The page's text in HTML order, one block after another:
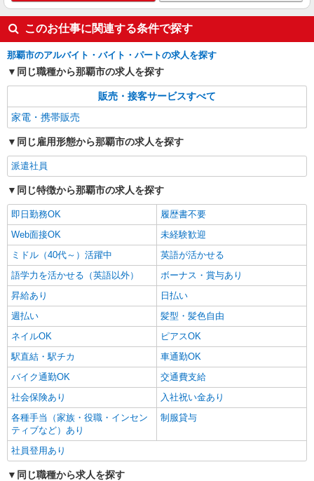
時給1400円〜1450円（経験・能力による） ※
残業代支給 ★交通費別途支給（規定あり） ゜
+゜・。○。・゜+゜・。○。・゜+゜ 入社祝い金10
万円支給(規定有) お友達を紹介頂くと, インセンテ
ィブ支給(規定有) ★月2回払い・週払い可能（規程
有）★ ゜・。○。・゜+゜・。○。・゜+゜
沖縄県那覇市の家電量販店
キープ
このお仕事に関連する条件で探す
那覇市のアルバイト・バイト・パートの求人を探す
同じ職種から那覇市の求人を探す
販売・接客サービスすべて
家電・携帯販売
同じ雇用形態から那覇市の求人を探す
派遣社員
同じ特徴から那覇市の求人を探す
即日勤務OK
履歴書不要
Web面接OK
未経験歓迎
ミドル（40代～）活躍中
英語が活かせる
語学力を活かせる（英語以外）
ボーナス・賞与あり
昇給あり
日払い
週払い
髪型・髪色自由
ネイルOK
ピアスOK
駅直結・駅チカ
車通勤OK
バイク通勤OK
交通費支給
社会保険あり
入社祝い金あり
各種手当（家族・役職・インセン
ティブなど）あり
制服貸与
社員登用あり
同じ職種から求人を探す